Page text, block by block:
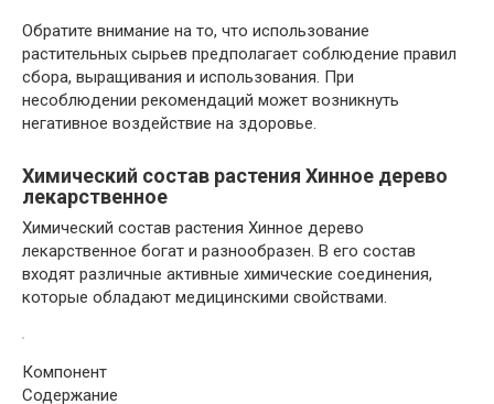
Обратите внимание на то, что использование
растительных сырьев предполагает соблюдение правил
сбора, выращивания и использования. При
несоблюдении рекомендаций может возникнуть
негативное воздействие на здоровье.
Химический состав растения Хинное дерево
лекарственное
Химический состав растения Хинное дерево
лекарственное богат и разнообразен. В его состав
входят различные активные химические соединения,
которые обладают медицинскими свойствами.
Компонент
Содержание